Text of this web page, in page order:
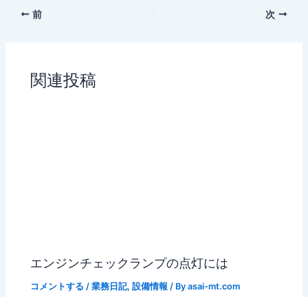
前 次
関連投稿
エンジンチェックランプの点灯には
コメントする /業務日記,設備情報 / Byasai-mt.com